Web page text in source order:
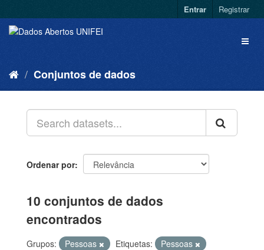
Entrar Registrar
Conjuntos de dados
Ordenar por
10 conjuntos de dados
encontrados
Grupos: Pessoas Etiquetas:
Pessoas